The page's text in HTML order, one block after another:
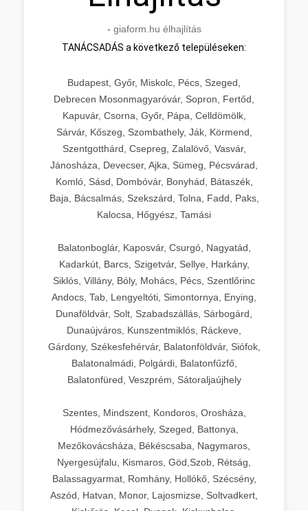
- giaform.hu élhajlítás
TANÁCSADÁS a következő településeken:
Budapest, Győr, Miskolc, Pécs, Szeged,
Debrecen Mosonmagyaróvár, Sopron, Fertőd,
Kapuvár, Csorna, Győr, Pápa, Celldömölk,
Sárvár, Kőszeg, Szombathely, Ják, Körmend,
Szentgotthárd, Csepreg, Zalalövő, Vasvár,
Jánosháza, Devecser, Ajka, Sümeg, Pécsvárad,
Komló, Sásd, Dombóvár, Bonyhád, Bátaszék,
Baja, Bácsalmás, Szekszárd, Tolna, Fadd, Paks,
Kalocsa, Hőgyész, Tamási
Balatonboglár, Kaposvár, Csurgó, Nagyatád,
Kadarkút, Barcs, Szigetvár, Sellye, Harkány,
Siklós, Villány, Bóly, Mohács, Pécs, Szentlőrinc
Andocs, Tab, Lengyeltóti, Simontornya, Enying,
Dunaföldvár, Solt, Szabadszállás, Sárbogárd,
Dunaújváros, Kunszentmiklós, Ráckeve,
Gárdony, Székesfehérvár, Balatonföldvár, Siófok,
Balatonalmádi, Polgárdi, Balatonfűzfő,
Balatonfüred, Veszprém, Sátoraljaújhely
Szentes, Mindszent, Kondoros, Orosháza,
Hódmezővásárhely, Szeged, Battonya,
Mezőkovácsháza, Békéscsaba, Nagymaros,
Nyergesújfalu, Kismaros, Göd,Szob, Rétság,
Balassagyarmat, Romhány, Hollókő, Szécsény,
Aszód, Hatvan, Monor, Lajosmizse, Soltvadkert,